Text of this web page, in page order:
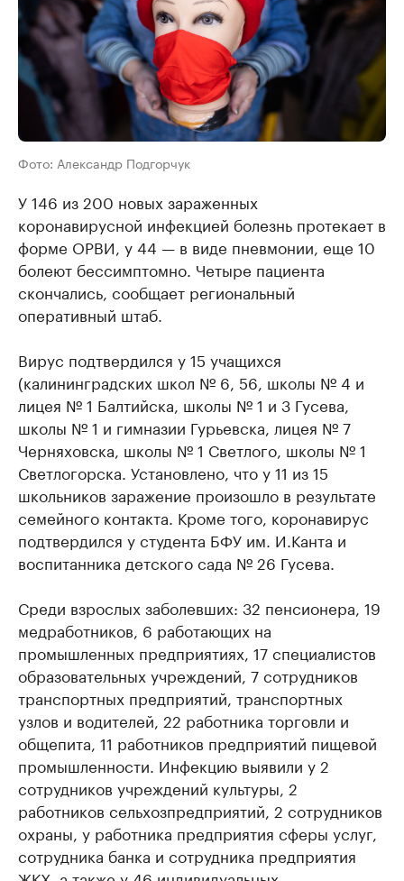
Фото: Александр Подгорчук
У 146 из 200 новых зараженных
коронавирусной инфекцией болезнь протекает в
форме ОРВИ, у 44 — в виде пневмонии, еще 10
болеют бессимптомно. Четыре пациента
скончались, сообщает региональный
оперативный штаб.
Вирус подтвердился у 15 учащихся
(калининградских школ № 6, 56, школы № 4 и
лицея № 1 Балтийска, школы № 1 и 3 Гусева,
школы № 1 и гимназии Гурьевска, лицея № 7
Черняховска, школы № 1 Светлого, школы № 1
Светлогорска. Установлено, что у 11 из 15
школьников заражение произошло в результате
семейного контакта. Кроме того, коронавирус
подтвердился у студента БФУ им. И.Канта и
воспитанника детского сада № 26 Гусева.
Среди взрослых заболевших: 32 пенсионера, 19
медработников, 6 работающих на
промышленных предприятиях, 17 специалистов
образовательных учреждений, 7 сотрудников
транспортных предприятий, транспортных
узлов и водителей, 22 работника торговли и
общепита, 11 работников предприятий пищевой
промышленности. Инфекцию выявили у 2
сотрудников учреждений культуры, 2
работников сельхозпредприятий, 2 сотрудников
охраны, у работника предприятия сферы услуг,
сотрудника банка и сотрудника предприятия